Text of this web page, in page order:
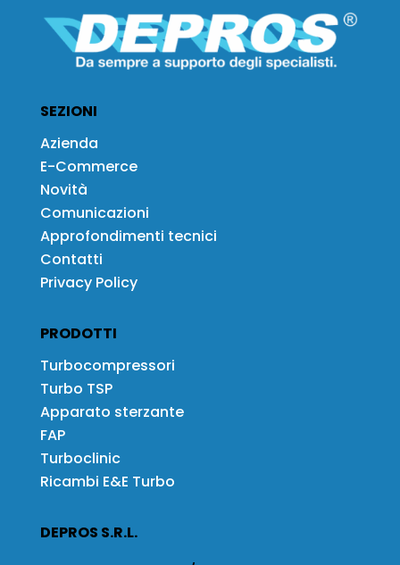
SEZIONI
Azienda
E-Commerce
Novità
Comunicazioni
Approfondimenti tecnici
Contatti
Privacy Policy
PRODOTTI
Turbocompressori
Turbo TSP
Apparato sterzante
FAP
Turboclinic
Ricambi E&E Turbo
DEPROS S.R.L.